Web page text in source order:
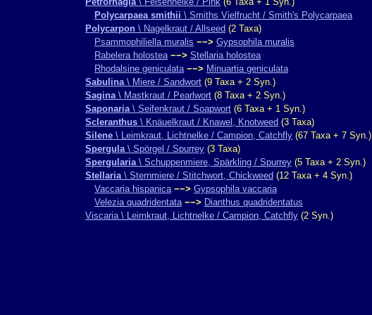
Polycarpaea smithii \ Smiths Vielfrucht / Smith's Polycarpaea
Polycarpon \ Nagelkraut / Allseed (2 Taxa)
Psammophiliella muralis −−> Gypsophila muralis
Rabelera holostea −−> Stellaria holostea
Rhodalsine geniculata −−> Minuartia geniculata
Sabulina\ Miere / Sandwort (9 Taxa + 2 Syn.)
Sagina\ Mastkraut / Pearlwort (8 Taxa + 2 Syn.)
Saponaria\ Seifenkraut / Soapwort (6 Taxa + 1 Syn.)
Scleranthus \ Knäuelkraut / Knawel, Knotweed (3 Taxa)
Silene \ Leimkraut, Lichtnelke / Campion, Catchfly (67 Taxa + 7 Syn.)
Spergula\ Spörgel / Spurrey (3 Taxa)
Spergularia\ Schuppenmiere, Spärkling / Spurrey (5 Taxa + 2 Syn.)
Stellaria\ Sternmiere / Stitchwort, Chickweed (12 Taxa + 4 Syn.)
Vaccaria hispanica −−> Gypsophila vaccaria
Velezia quadridentata −−> Dianthus quadridentatus
Viscaria \ Leimkraut, Lichtnelke / Campion, Catchfly (2 Syn.)